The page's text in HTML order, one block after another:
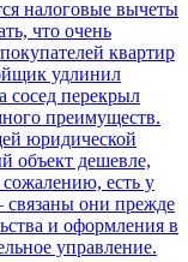
налоговые вычеты
что очень
квартир
удлинил
сосед перекрыл
преимуществ.
юридической
объект дешевле,
есть у
связаны они прежде
и оформления в
управление.